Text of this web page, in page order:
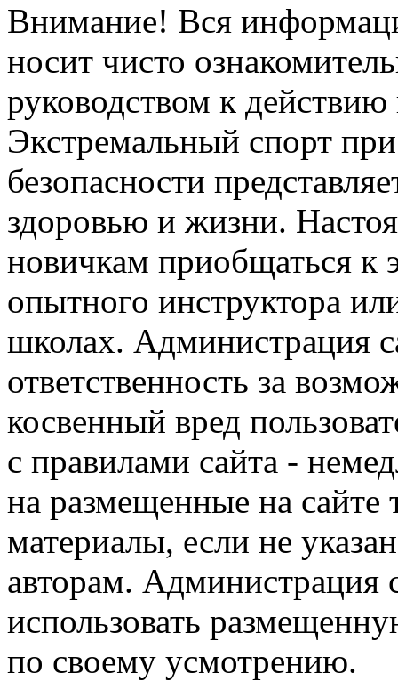
Внимание! Вся
носит чисто
руководством к
Экстремальный спорт
безопасности
здоровью и жизни.
новичкам приобщаться к
опытного инструктора
школах. Администрация
ответственность за
косвенный вред
с правилами сайта -
на размещенные на сайте
материалы, если не
авторам. Администрация
использовать
по своему усмотрению.